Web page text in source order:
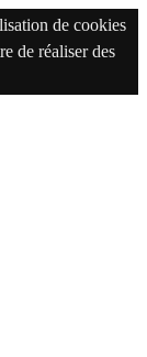
de cookies
de réaliser des